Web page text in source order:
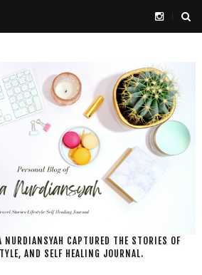
NURDIANSYAH CAPTURED THE STORIES OF
AND SELF HEALING JOURNAL.